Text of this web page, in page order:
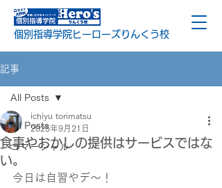
個別指導学院ヒーローズりんくう校
記事
All Posts
コマーシャル
All Posts
食事やおかしの提供はサービスではな
い。
ichiyu torimatsu
2025年9月21日
今日は自習やデ～！